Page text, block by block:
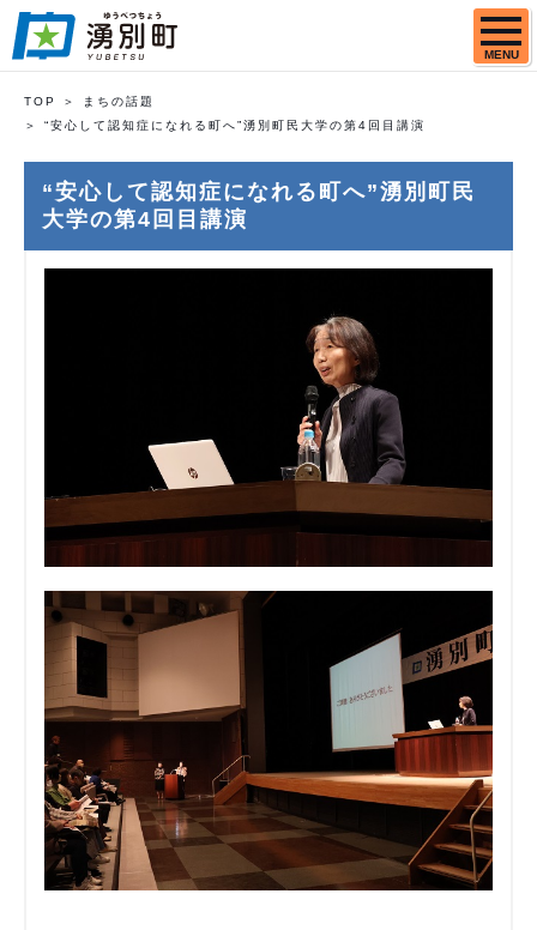
MENU
TOP
まちの話題
“安心して認知症になれる町へ”湧別町民大学の第4回目講演
“安心して認知症になれる町へ”湧別町民
大学の第4回目講演